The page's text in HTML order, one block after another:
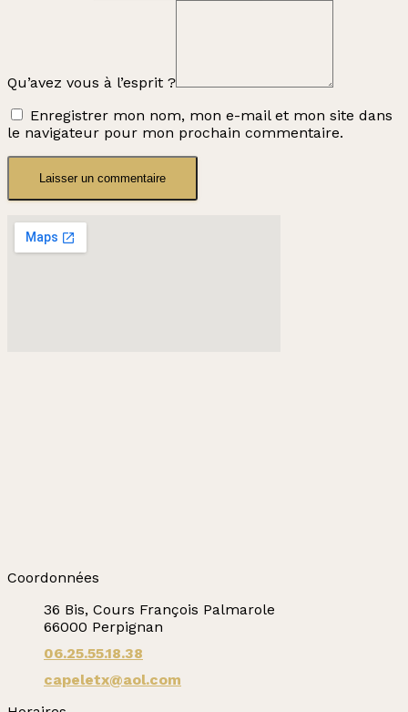
Qu’avez vous à l’esprit ?
Enregistrer mon nom, mon e-mail et mon site dans
le navigateur pour mon prochain commentaire.
Coordonnées
36 Bis, Cours François Palmarole
66000 Perpignan
06.25.55.18.38
capeletx@aol.com